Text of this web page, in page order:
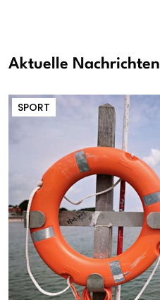
Aktuelle Nachrichten
SPORT